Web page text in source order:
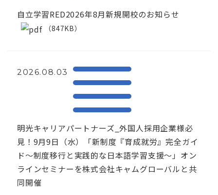
自立学習RED2026年8月新規開校のお知らせ
（847KB）
2026.08.03
明光キャリアパートナーズ_外国人採用企業様必
見！9月9日（水）「新制度『育成就労』完全ガイ
ド～制度移行と実践的な日本語学習支援～」オン
ラインセミナーを株式会社キャムグローバルと共
同開催